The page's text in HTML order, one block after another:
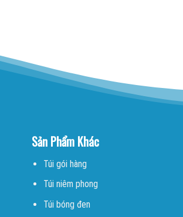
Sản Phẩm Khác
Túi gói hàng
Túi niêm phong
Túi bóng đen